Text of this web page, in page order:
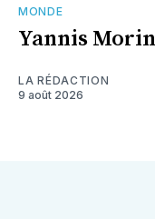
MONDE
Yannis
LA RÉDACTION
9 août 2026